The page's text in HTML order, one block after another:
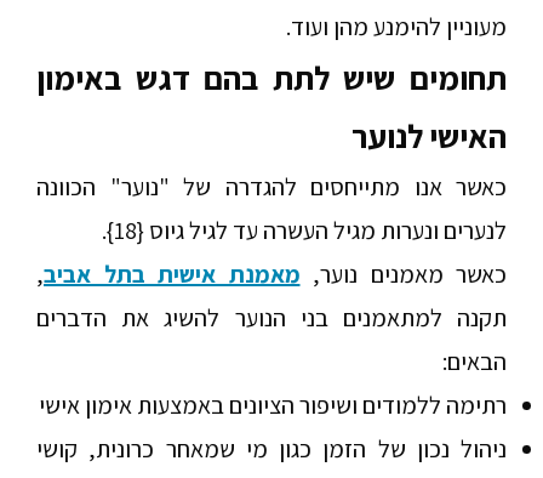
מעוניין להימנע מהן ועוד.
תחומים שיש לתת בהם דגש באימון
האישי לנוער
כאשר אנו מתייחסים להגדרה של "נוער" הכוונה
לנערים ונערות מגיל העשרה עד לגיל גיוס {18}.
כאשר מאמנים נוער, מאמנת אישית בתל אביב,
תקנה למתאמנים בני הנוער להשיג את הדברים
הבאים:
רתימה ללמודים ושיפור הציונים באמצעות אימון אישי
ניהול נכון של הזמן כגון מי שמאחר כרונית, קושי